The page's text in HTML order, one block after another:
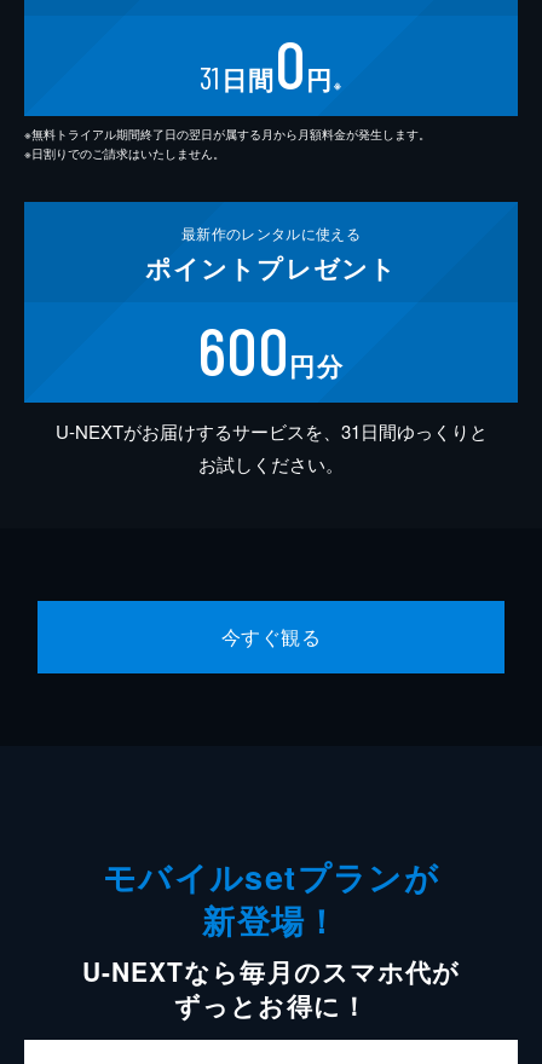
31 日間0円 ※
※無料トライアル期間終了日の翌日が属する月から月額料金が発生します。
※日割りでのご請求はいたしません。
最新作のレンタルに使える
ポイント プレゼント
600円分
U-NEXTがお届けするサービスを、31日間ゆっくりと
お試しください。
今すぐ観る
モバイルsetプランが
新登場！
U-NEXTなら毎月のスマホ代が
ずっとお得に！